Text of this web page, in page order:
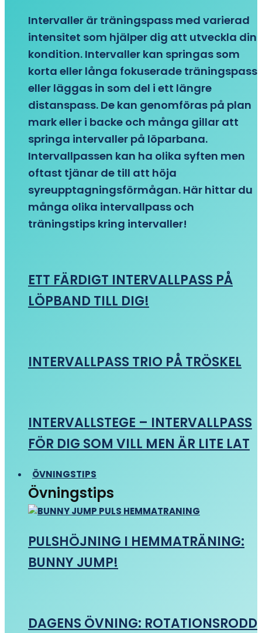
Intervaller är träningspass med varierad
intensitet som hjälper dig att utveckla din
kondition. Intervaller kan springas som
korta eller långa fokuserade träningspass
eller läggas in som del i ett längre
distanspass. De kan genomföras på plan
mark eller i backe och många gillar att
springa intervaller på löparbana.
Intervallpassen kan ha olika syften men
oftast tjänar de till att höja
syreupptagningsförmågan. Här hittar du
många olika intervallpass och
träningstips kring intervaller!
ETT FÄRDIGT INTERVALLPASS PÅ
LÖPBAND TILL DIG!
INTERVALLPASS TRIO PÅ TRÖSKEL
INTERVALLSTEGE – INTERVALLPASS
FÖR DIG SOM VILL MEN ÄR LITE LAT
ÖVNINGSTIPS
Övningstips
PULSHÖJNING I HEMMATRÄNING:
BUNNY JUMP!
DAGENS ÖVNING: ROTATIONSRODD